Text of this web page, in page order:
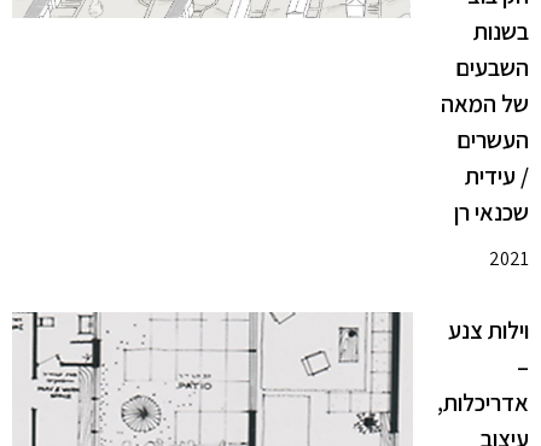
בשנות
השבעים
של המאה
העשרים
/ עידית
שכנאי רן
2021
וילות צנע
–
אדריכלות,
עיצוב